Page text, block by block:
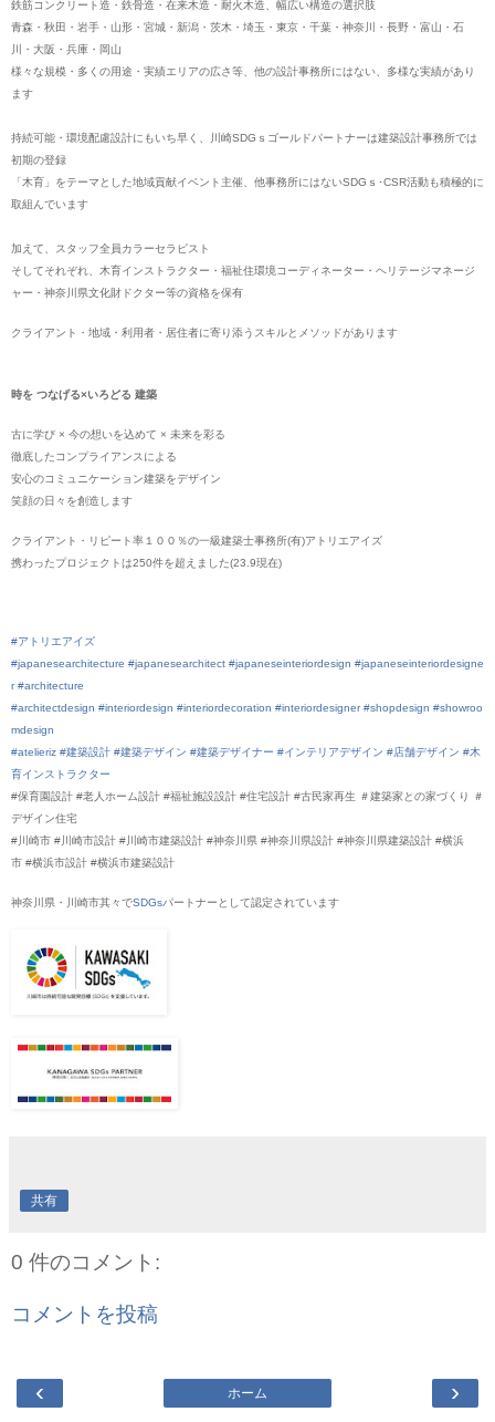
鉄筋コンクリート造・鉄骨造・在来木造・耐火木造、幅広い構造の選択肢
青森・秋田・岩手・山形・宮城・新潟・茨木・埼玉・東京・千葉・神奈川・長野・富山・石
川・大阪・兵庫・岡山
様々な規模・多くの用途・実績エリアの広さ等、他の設計事務所にはない、多様な実績があり
ます
持続可能・環境配慮設計にもいち早く、川崎SDGｓゴールドパートナーは建築設計事務所では
初期の登録
「木育」をテーマとした地域貢献イベント主催、他事務所にはないSDGｓ･CSR活動も積極的に
取組んでいます
加えて、スタッフ全員カラーセラピスト
そしてそれぞれ、木育インストラクター・福祉住環境コーディネーター・ヘリテージマネージ
ャー・神奈川県文化財ドクター等の資格を保有
クライアント・地域・利用者・居住者に寄り添うスキルとメソッドがあります
時を つなげる×いろどる 建築
古に学び × 今の想いを込めて × 未来を彩る
徹底したコンプライアンスによる
安心のコミュニケーション建築をデザイン
笑顔の日々を創造します
クライアント・リピート率１００％の一級建築士事務所(有)アトリエアイズ
携わったプロジェクトは250件を超えました(23.9現在)
#アトリエアイズ
#japanesearchitecture #japanesearchitect #japaneseinteriordesign #japaneseinteriordesigne
r #architecture
#architectdesign #interiordesign #interiordecoration #interiordesigner #shopdesign #showroo
mdesign
#atelieriz #建築設計 #建築デザイン #建築デザイナー #インテリアデザイン #店舗デザイン #木
育インストラクター
#保育園設計 #老人ホーム設計 #福祉施設設計 #住宅設計 #古民家再生 ＃建築家との家づくり ＃
デザイン住宅
#川崎市 #川崎市設計 #川崎市建築設計 #神奈川県 #神奈川県設計 #神奈川県建築設計 #横浜
市 #横浜市設計 #横浜市建築設計
神奈川県・川崎市其々でSDGsパートナーとして認定されています
共有
0 件のコメント:
コメントを投稿
‹ ›
ホーム